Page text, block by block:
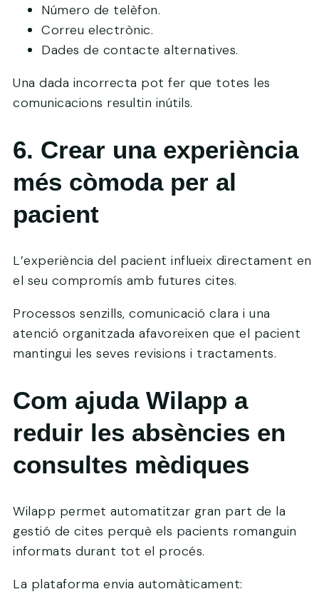
Número de telèfon.
Correu electrònic.
Dades de contacte alternatives.
Una dada incorrecta pot fer que totes les
comunicacions resultin inútils.
6. Crear una experiència
més còmoda per al
pacient
L’experiència del pacient influeix directament en
el seu compromís amb futures cites.
Processos senzills, comunicació clara i una
atenció organitzada afavoreixen que el pacient
mantingui les seves revisions i tractaments.
Com ajuda Wilapp a
reduir les absències en
consultes mèdiques
Wilapp permet automatitzar gran part de la
gestió de cites perquè els pacients romanguin
informats durant tot el procés.
La plataforma envia automàticament: